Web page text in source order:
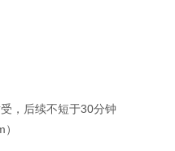
，后续不短于30分钟